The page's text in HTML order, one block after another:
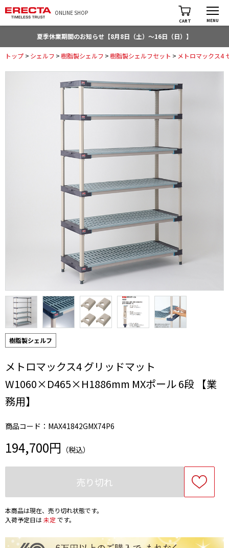
ONLINE SHOP
CART MENU
夏季休業期間のお知らせ【8月8日（土）～16日（日）】
トップ > シェルフ >樹脂製シェルフ >樹脂製シェルフセット > メトロマックス4
樹脂製シェルフ
メトロマックス4 グリッドマット
W1060×D465×H1886mm MXポール 6段 【業
務用】
商品コード：MAX41842GMX74P6
194,700円 （税込）
売り切れ
本商品は現在、売り切れ状態です。
入荷予定日は未定 です。